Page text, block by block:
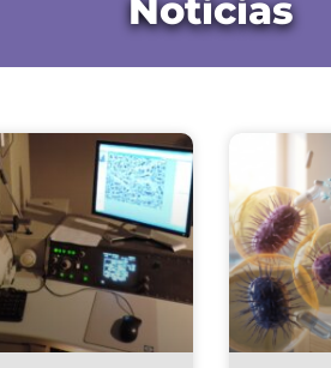
Noticias